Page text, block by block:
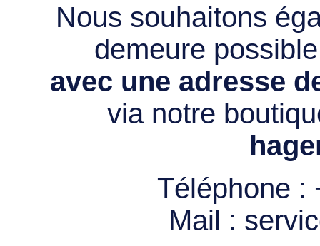
Nous souhaitons
demeure
avec une adresse
via notre
Téléphone :
Mail :